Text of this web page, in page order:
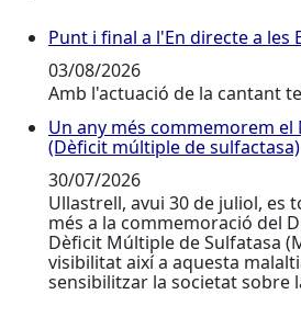
Punt i final a l'En directe a les
Punt i final a l'En directe a les
03/08/2026
Amb l'actuació de la cantant
Un any més commemorem el
Un any més commemorem el
(Dèficit múltiple de sulfactasa)
30/07/2026
Ullastrell, avui 30 de juliol, es
més a la commemoració del
Dèficit Múltiple de Sulfatasa
visibilitat així a aquesta
sensibilitzar la societat sobre